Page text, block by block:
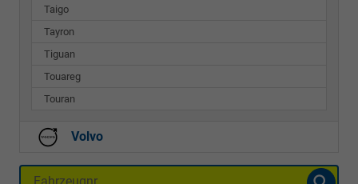
Taigo
Tayron
Tiguan
Touareg
Touran
Volvo
Fahrzeugnr.